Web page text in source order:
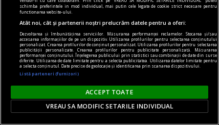
confort
Produse esențiale pentru confortul casei tale
Confortul unei locuințe nu este dat doar de
dimensiunea spațiului sau de aspectul
mobilierului, ci de modul în care toate
o atmosferă echilibrată.
schimba preferintele in mod individual, mai putin cele legate de cookie strict necesare pentru
functionarea website-ului.
Atât noi, cât și partenerii noștri prelucrăm datele pentru a oferi:
Dezvoltarea și îmbunătățirea serviciilor. Măsurarea performanței reclamelor. Stocarea și/sau
accesarea informațiilor de pe un dispozitiv. Utilizarea profilurilor pentru selectarea conținutului
personalizat. Crearea profilurilor de conținut personalizat. Utilizarea profilurilor pentru selectarea
publicității personalizate. Crearea profilurilor pentru publicitate personalizată. Măsurarea
performanței conținutului. Înțelegerea publicului prin statistici sau combinații de date din surse
diferite. Utilizarea de date limitate pentru a selecta publicitatea. Utilizarea datelor limitate pentru
a selecta conținutul. Date precise de geolocație și identificarea prin scanarea dispozitivului.
Listă parteneri (furnizori)
ACCEPT TOATE
VREAU SA MODIFIC SETARILE INDIVIDUAL